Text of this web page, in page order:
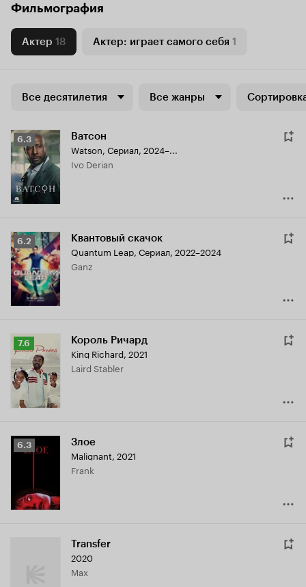
Фильмография
Актер 18 Актер: играет самого себя 1
Все десятилетия Все жанры
Рейтинг
Кинопоиска
6.3
6.3 Ватсон
Watson, Сериал, 2024–...
Ivo Derian
Рейтинг
Кинопоиска
6.2
6.2 Квантовый скачок
Quantum Leap, Сериал, 2022–2024
Ganz
Рейтинг
Кинопоиска
7.6
7.6 Король Ричард
King Richard, 2021
Laird Stabler
Рейтинг
6.3 Злое
Malignant, 2021
Frank
Transfer
2020
Max